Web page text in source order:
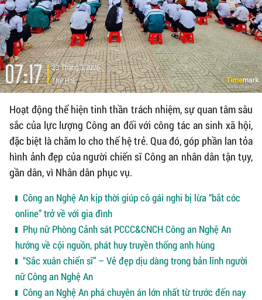
Hoạt động thể hiện tinh thần trách nhiệm, sự quan tâm sâu
sắc của lực lượng Công an đối với công tác an sinh xã hội,
đặc biệt là chăm lo cho thế hệ trẻ. Qua đó, góp phần lan tỏa
hình ảnh đẹp của người chiến sĩ Công an nhân dân tận tụy,
gần dân, vì Nhân dân phục vụ.
Công an Nghệ An kịp thời giúp cô gái nghi bị lừa “bắt cóc
online” trở về với gia đình
Phụ nữ Phòng Cảnh sát PCCC&CNCH Công an Nghệ An
hướng về cội nguồn, phát huy truyền thống anh hùng
“Sắc xuân chiến sĩ” – Vẻ đẹp dịu dàng trong bản lĩnh người
nữ Công an Nghệ An
Công an Nghệ An phá chuyên án lớn nhất từ trước đến nay